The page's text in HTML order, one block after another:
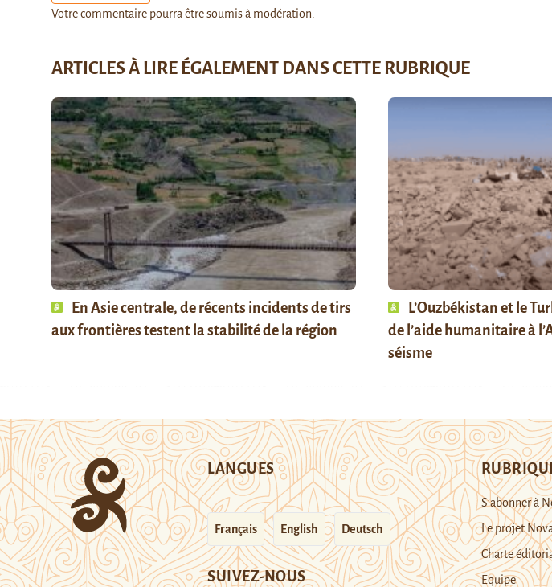
Votre commentaire pourra être soumis à modération.
ARTICLES À LIRE ÉGALEMENT DANS CETTE RUBRIQUE
En Asie centrale, de récents incidents de tirs
aux frontières testent la stabilité de la région
L’Ouzbékistan et le
de l’aide humanitaire à
séisme
LANGUES
Français English Deutsch
SUIVEZ-NOUS
S’abonner à
Le projet
Charte
Equipe